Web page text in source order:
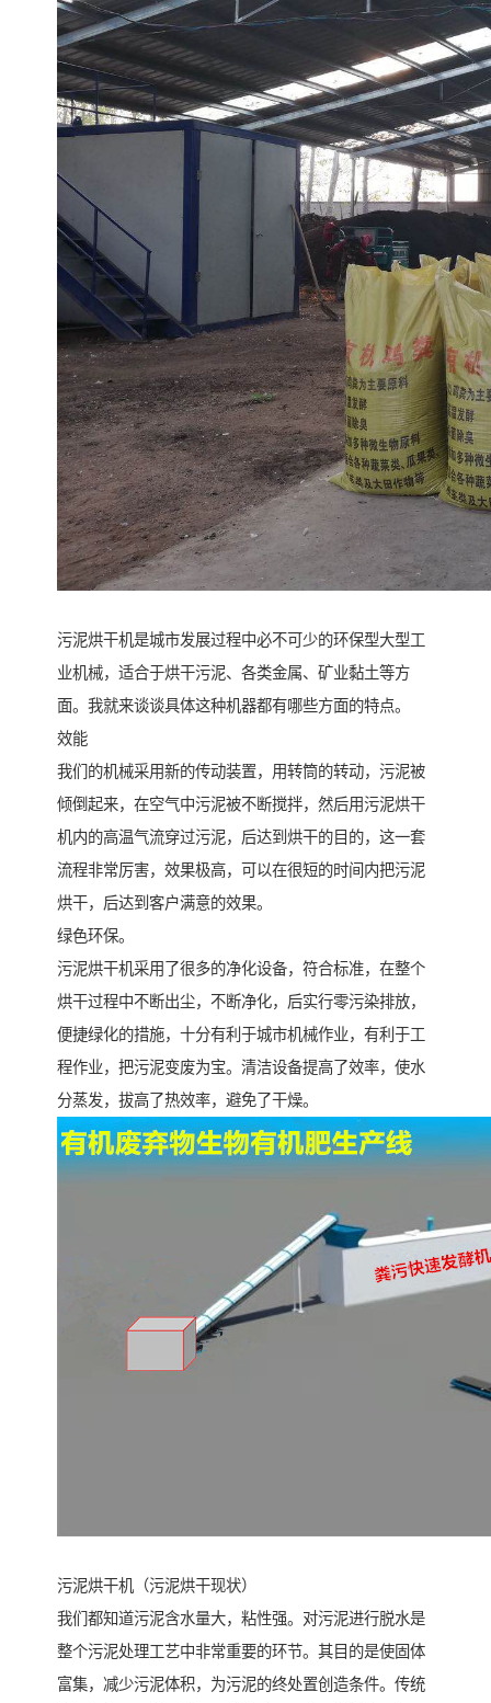
污泥烘干机是城市发展过程中必不可少的环保型大型工
业机械，适合于烘干污泥、各类金属、矿业黏土等方
面。我就来谈谈具体这种机器都有哪些方面的特点。
效能
我们的机械采用新的传动装置，用转筒的转动，污泥被
倾倒起来，在空气中污泥被不断搅拌，然后用污泥烘干
机内的高温气流穿过污泥，后达到烘干的目的，这一套
流程非常厉害，效果极高，可以在很短的时间内把污泥
烘干，后达到客户满意的效果。
绿色环保。
污泥烘干机采用了很多的净化设备，符合标准，在整个
烘干过程中不断出尘，不断净化，后实行零污染排放，
便捷绿化的措施，十分有利于城市机械作业，有利于工
程作业，把污泥变废为宝。清洁设备提高了效率，使水
分蒸发，拔高了热效率，避免了干燥。
污泥烘干机（污泥烘干现状）
我们都知道污泥含水量大，粘性强。对污泥进行脱水是
整个污泥处理工艺中非常重要的环节。其目的是使固体
富集，减少污泥体积，为污泥的终处置创造条件。传统